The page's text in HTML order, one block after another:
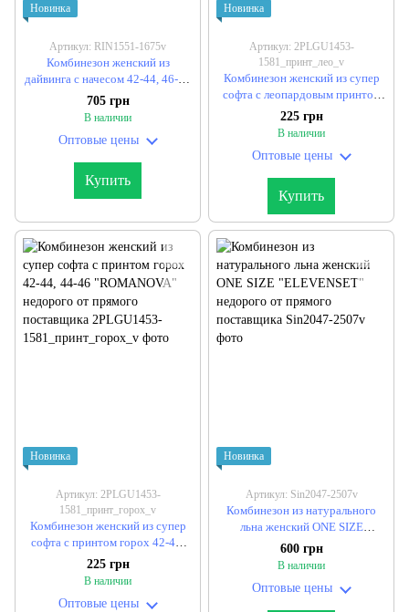
Новинка
Артикул: RIN1551-1675v
Комбинезон женский из
дайвинга с начесом 42-44, 46-48
(3цв) "BONJOUR" недорого от
прямого поставщика
705 грн
В наличии
Оптовые цены
Купить
Новинка
Артикул: 2PLGU1453-
1581_принт_лео_v
Комбинезон женский из супер
софта с леопардовым принтом
42-44, 44-46 "ROMANOVA"
недорого от прямого
225 грн
В наличии
Оптовые цены
Купить
Новинка
Артикул: 2PLGU1453-
1581_принт_горох_v
Комбинезон женский из супер
софта с принтом горох 42-44,
44-46 "ROMANOVA" недорого
от прямого поставщика
225 грн
В наличии
Оптовые цены
Новинка
Артикул: Sin2047-2507v
Комбинезон из натурального
льна женский ONE SIZE
"ELEVENSET" недорого от
прямого поставщика
600 грн
В наличии
Оптовые цены